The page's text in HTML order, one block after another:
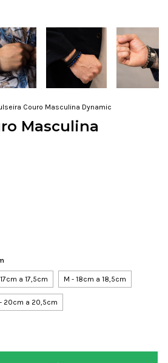
Couro Masculina Dynamic
Masculina
17cm a 17,5cm M - 18cm a 18,5cm
- 20cm a 20,5cm